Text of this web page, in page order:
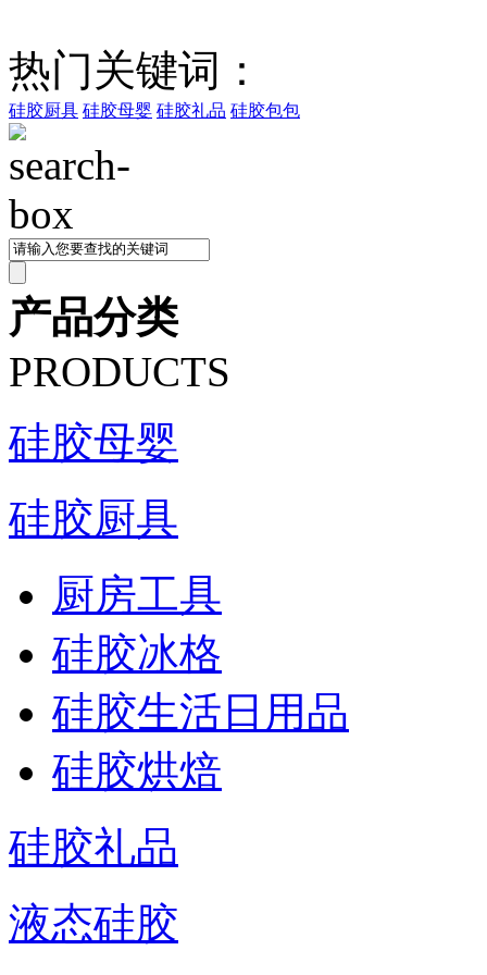
热门关键词：
硅胶厨具 硅胶母婴 硅胶礼品 硅胶包包
产品分类
PRODUCTS
硅胶母婴
硅胶厨具
厨房工具
硅胶冰格
硅胶生活日用品
硅胶烘焙
硅胶礼品
液态硅胶